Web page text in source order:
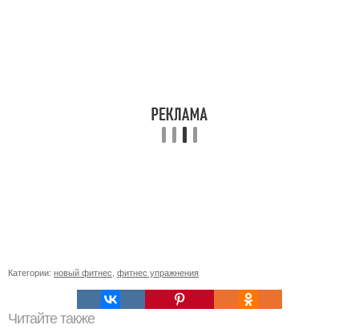
Категории: новый фитнес фитнес упражнения
Читайте также